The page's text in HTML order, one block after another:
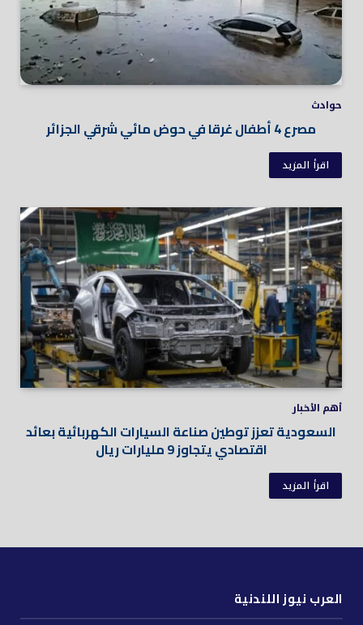
حوادث
مصرع 4 أطفال غرقا في حوض مائي شرقي الجزائر
اقرأ المزيد
أهم الأخبار
السعودية تعزز توطين صناعة السيارات الكهربائية بعائد
اقتصادي يتجاوز 9 مليارات ريال
اقرأ المزيد
العرب نيوز اللندنية